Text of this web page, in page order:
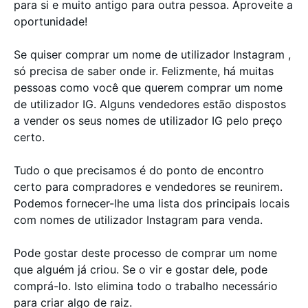
para si e muito antigo para outra pessoa. Aproveite a
oportunidade!
Se quiser comprar um nome de utilizador Instagram ,
só precisa de saber onde ir. Felizmente, há muitas
pessoas como você que querem comprar um nome
de utilizador IG. Alguns vendedores estão dispostos
a vender os seus nomes de utilizador IG pelo preço
certo.
Tudo o que precisamos é do ponto de encontro
certo para compradores e vendedores se reunirem.
Podemos fornecer-lhe uma lista dos principais locais
com nomes de utilizador Instagram para venda.
Pode gostar deste processo de comprar um nome
que alguém já criou. Se o vir e gostar dele, pode
comprá-lo. Isto elimina todo o trabalho necessário
para criar algo de raiz.